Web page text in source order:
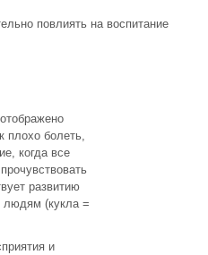
повлиять на воспитание
плохо болеть,
когда все
развитию
людям (кукла =
и